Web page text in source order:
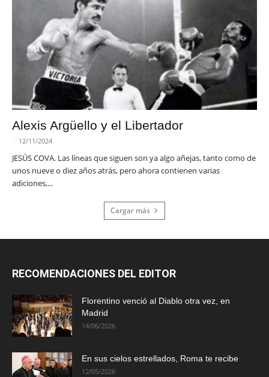
Alexis Argüello y el Libertador
- 12/11/2024
JESÚS COVA. Las líneas que siguen son ya algo añejas, tanto como de
unos nueve o diez años atrás, pero ahora contienen varias
adiciones,...
Cargar más
RECOMENDACIONES DEL EDITOR
Florentino venció al Diablo otra vez, en
Madrid
14/06/2026
En sus cielos estrellados, Roma te recibe
12/05/2026